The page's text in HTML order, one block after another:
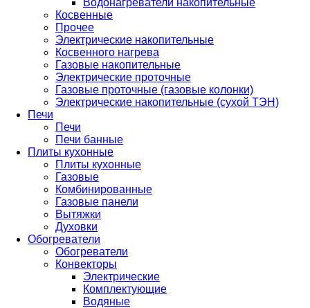
Водонагреватели накопительные
Косвенные
Прочее
Электрические накопительные
Косвенного нагрева
Газовые накопительные
Электрические проточные
Газовые проточные (газовые колонки)
Электрические накопительные (сухой ТЭН)
Печи
Печи
Печи банные
Плиты кухонные
Плиты кухонные
Газовые
Комбинированные
Газовые панели
Вытяжки
Духовки
Обогреватели
Обогреватели
Конвекторы
Электрические
Комплектующие
Водяные